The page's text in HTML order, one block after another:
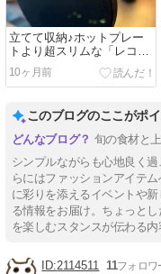
立てて収納♪ホットプレー
トより超スリムな「レコル
ト IHクッキングヒーター」
買って正解♥
10ヶ月前
このブログのここがポ
旬の食材と
シンプルながらも心地良く
らにはファッションアイテ
に彩りを添えるイベントや
る情報をお届け。ちょっと
を楽しむスタンスが伝わる内
2114511 11